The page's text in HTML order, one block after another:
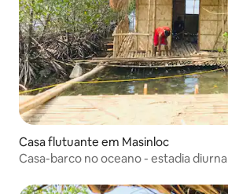
Casa flutuante em Masinloc
Casa-barco no oceano - estadia diurna